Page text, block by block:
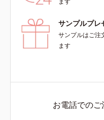
サンプルプレ
サンプルはご注
ます
お電話での